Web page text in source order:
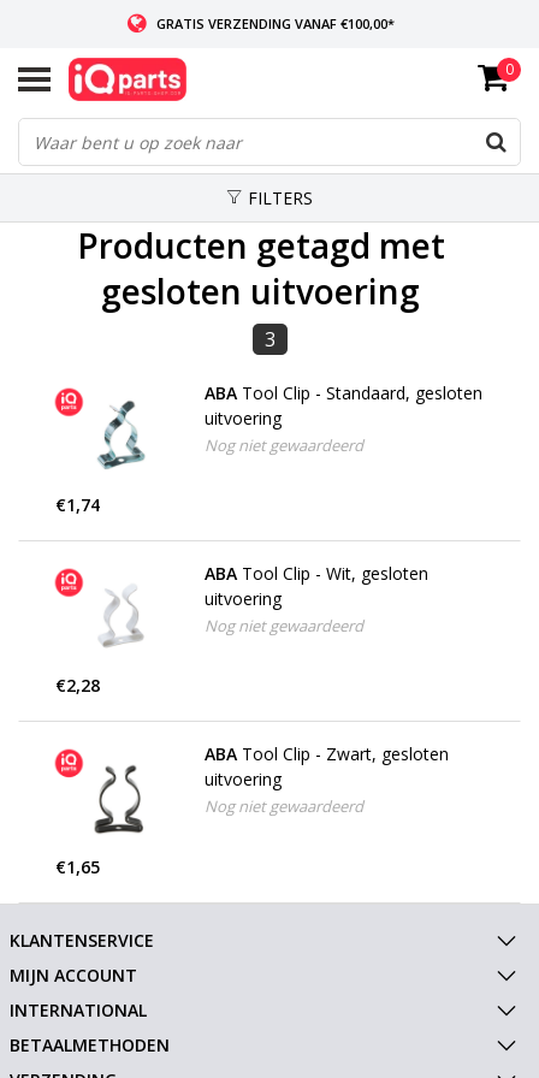
GRATIS VERZENDING VANAF €100,00*
INDIEN VOORRADIG: VOOR 14:00 BESTELD, ZELFDE DAG VERZONDEN
WERELDWIJDE LEVERING
0
FILTERS
Producten getagd met
gesloten uitvoering
3
ABA Tool Clip - Standaard, gesloten
uitvoering
Nog niet gewaardeerd
€1,74
ABA Tool Clip - Wit, gesloten
uitvoering
Nog niet gewaardeerd
€2,28
ABA Tool Clip - Zwart, gesloten
uitvoering
Nog niet gewaardeerd
€1,65
KLANTENSERVICE
MIJN ACCOUNT
INTERNATIONAL
BETAALMETHODEN